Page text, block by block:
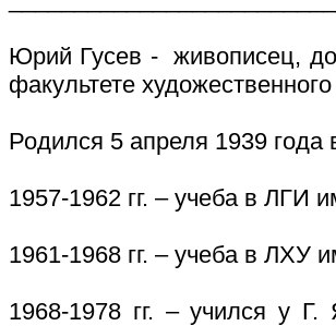
Юрий Гусев - живописец,
факультете
Родился 5 апреля 1939 года
1957-1962 гг. – учеба в ЛГИ
1961-1968 гг. – учеба в ЛХУ
1968-1978 гг. – учился у Г.